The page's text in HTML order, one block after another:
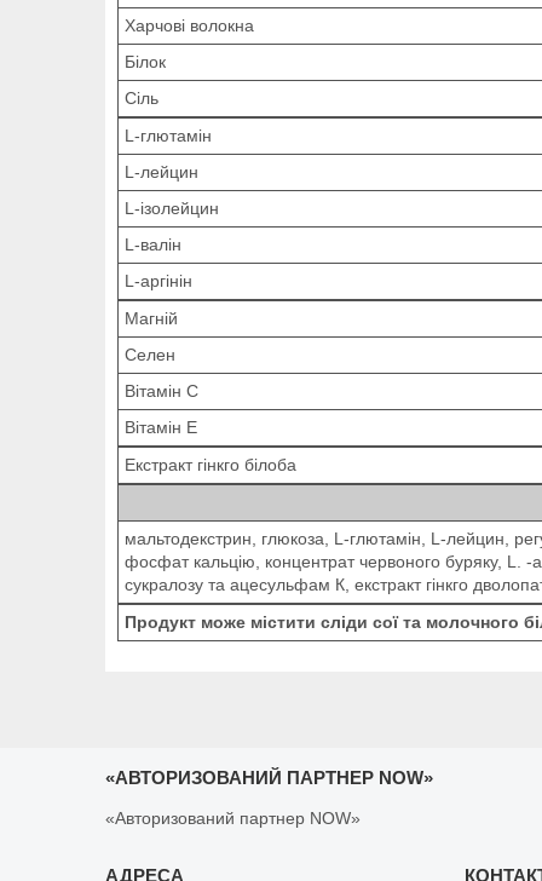
Харчові волокна
Білок
Сіль
L-глютамін
L-лейцин
L-ізолейцин
L-валін
L-аргінін
Магній
Селен
Вітамін C
Вітамін Е
Екстракт гінкго білоба
мальтодекстрин, глюкоза, L-глютамін, L-лейцин,
фосфат кальцію, концентрат червоного буряку, L.
сукралозу та ацесульфам К, екстракт гінкго
Продукт може містити сліди сої та молочного
«АВТОРИЗОВАНИЙ ПАРТНЕР NOW»
«Авторизований партнер NOW»